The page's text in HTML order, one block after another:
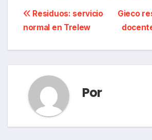
Navegación
de
Gieco
Residuos: servicio
normal en Trelew
Por